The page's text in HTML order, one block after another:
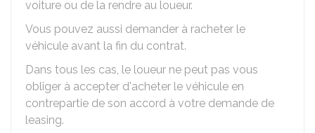
voiture ou de la rendre au loueur.
Vous pouvez aussi demander à racheter le
véhicule avant la fin du contrat.
Dans tous les cas, le loueur ne peut pas vous
obliger à accepter d'acheter le véhicule en
contrepartie de son accord à votre demande de
leasing.